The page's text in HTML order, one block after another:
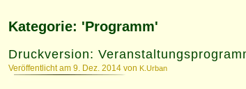
Kategorie: 'Programm'
Druckversion:
Veröffentlicht am 9. Dez. 2014 von K.Urban